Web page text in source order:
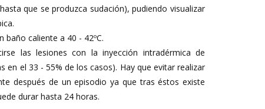
que se produzca sudación), pudiendo visualizar
baño caliente a 40 - 42ºC.
las lesiones con la inyección intradérmica de
en el 33 - 55% de los casos). Hay que evitar realizar
después de un episodio ya que tras éstos existe
durar hasta 24 horas.